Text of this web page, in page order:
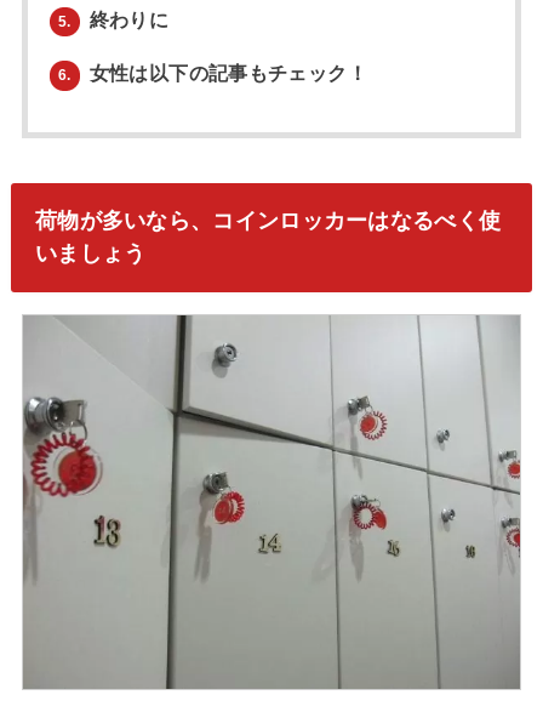
5. 終わりに
6. 女性は以下の記事もチェック！
荷物が多いなら、コインロッカーはなるべく使
いましょう